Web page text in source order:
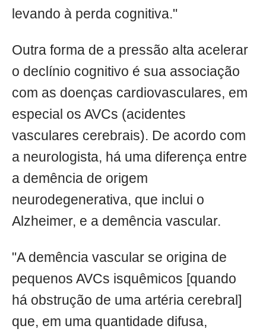
levando à perda cognitiva."
Outra forma de a pressão alta acelerar
o declínio cognitivo é sua associação
com as doenças cardiovasculares, em
especial os AVCs (acidentes
vasculares cerebrais). De acordo com
a neurologista, há uma diferença entre
a demência de origem
neurodegenerativa, que inclui o
Alzheimer, e a demência vascular.
"A demência vascular se origina de
pequenos AVCs isquêmicos [quando
há obstrução de uma artéria cerebral]
que, em uma quantidade difusa,